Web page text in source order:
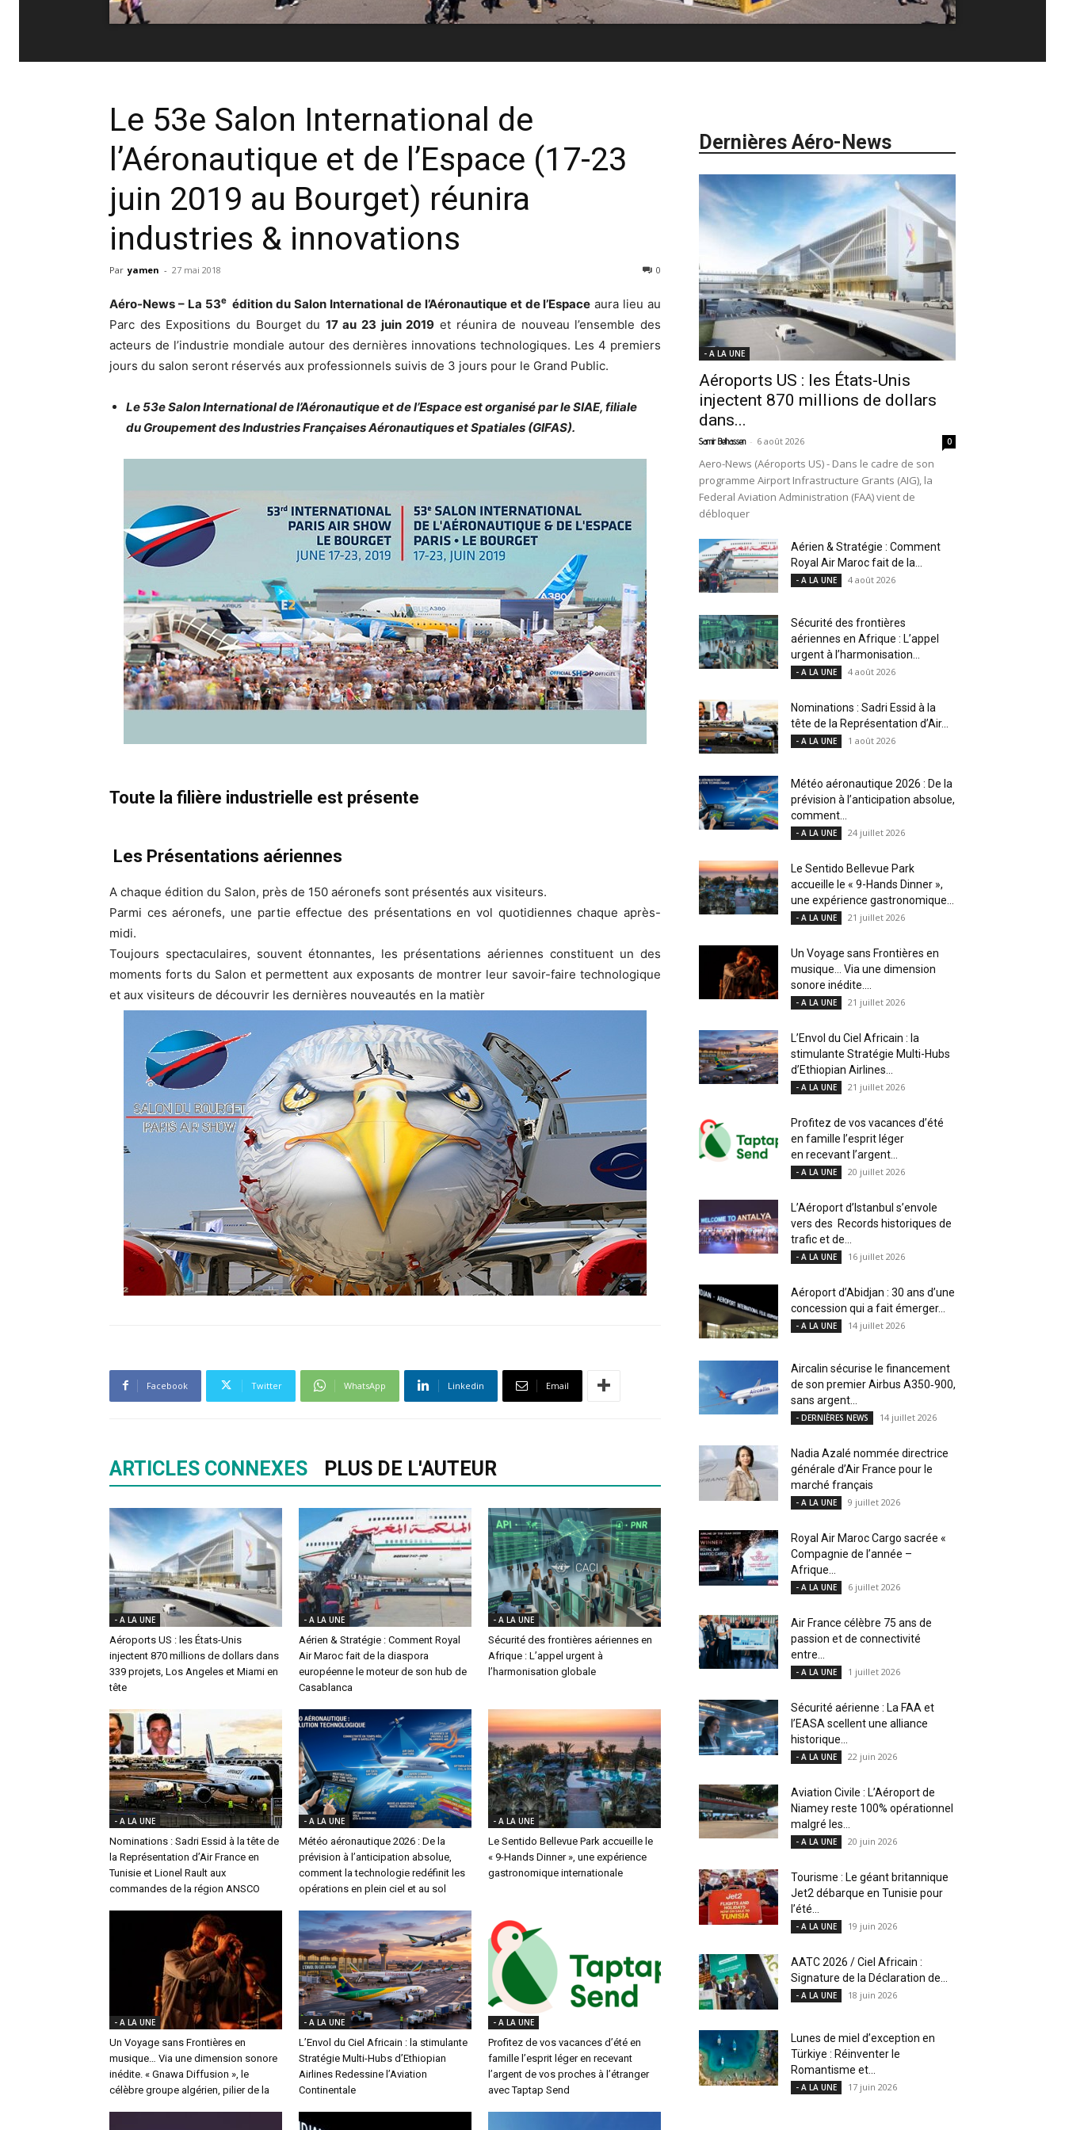
Le 53e Salon International de
l’Aéronautique et de l’Espace (17-23
juin 2019 au Bourget) réunira
industries & innovations
Par yamen - 27 mai 2018 0
Aéro-News – La 53eédition du Salon International de l’Aéronautique et de l’Espace aura lieu au
Parc des Expositions du Bourget du 17 au 23 juin 2019 et réunira de nouveau l’ensemble des
acteurs de l’industrie mondiale autour des dernières innovations technologiques. Les 4 premiers
jours du salon seront réservés aux professionnels suivis de 3 jours pour le Grand Public.
Le 53e Salon International de l’Aéronautique et de l’Espace est organisé par le SIAE, filiale
du Groupement des Industries Françaises Aéronautiques et Spatiales (GIFAS).
Toute la filière industrielle est présente
Les Présentations aériennes
A chaque édition du Salon, près de 150 aéronefs sont présentés aux visiteurs.
Parmi ces aéronefs, une partie effectue des présentations en vol quotidiennes chaque après-
midi.
Toujours spectaculaires, souvent étonnantes, les présentations aériennes constituent un des
moments forts du Salon et permettent aux exposants de montrer leur savoir-faire technologique
et aux visiteurs de découvrir les dernières nouveautés en la matièr
Facebook Twitter WhatsApp Linkedin Email
ARTICLES CONNEXES PLUS DE L'AUTEUR
- A LA UNE
Aéroports US : les États-Unis
injectent 870 millions de dollars dans
339 projets, Los Angeles et Miami en
tête
- A LA UNE
Aérien & Stratégie : Comment Royal
Air Maroc fait de la diaspora
européenne le moteur de son hub de
Casablanca
- A LA UNE
Sécurité des frontières aériennes en
Afrique : L’appel urgent à
l’harmonisation globale
- A LA UNE
Nominations : Sadri Essid à la tête de
la Représentation d’Air France en
Tunisie et Lionel Rault aux
commandes de la région ANSCO
- A LA UNE
Météo aéronautique 2026 : De la
prévision à l’anticipation absolue,
comment la technologie redéfinit les
opérations en plein ciel et au sol
- A LA UNE
Le Sentido Bellevue Park accueille le
« 9-Hands Dinner », une expérience
gastronomique internationale
- A LA UNE
Un Voyage sans Frontières en
musique… Via une dimension sonore
inédite. « Gnawa Diffusion », le
célèbre groupe algérien, pilier de la
- A LA UNE
L’Envol du Ciel Africain : la stimulante
Stratégie Multi-Hubs d’Ethiopian
Airlines Redessine l’Aviation
Continentale
- A LA UNE
Profitez de vos vacances d’été en
famille l’esprit léger en recevant
l’argent de vos proches à l’étranger
avec Taptap Send
Dernières Aéro-News
- A LA UNE
Aéroports US : les États-Unis
injectent 870 millions de dollars
dans...
Samir Belhassen - 6 août 2026 0
Aero-News (Aéroports US) - Dans le cadre de son
programme Airport Infrastructure Grants (AIG), la
Federal Aviation Administration (FAA) vient de
débloquer
Aérien & Stratégie : Comment
Royal Air Maroc fait de la...
- A LA UNE 4 août 2026
Sécurité des frontières
aériennes en Afrique : L’appel
urgent à l’harmonisation...
- A LA UNE 4 août 2026
Nominations : Sadri Essid à la
tête de la Représentation d’Air...
- A LA UNE 1 août 2026
Météo aéronautique 2026 : De la
prévision à l’anticipation absolue,
comment...
- A LA UNE 24 juillet 2026
Le Sentido Bellevue Park
accueille le « 9-Hands Dinner »,
une expérience gastronomique...
- A LA UNE 21 juillet 2026
Un Voyage sans Frontières en
musique… Via une dimension
sonore inédite....
- A LA UNE 21 juillet 2026
L’Envol du Ciel Africain : la
stimulante Stratégie Multi-Hubs
d’Ethiopian Airlines...
- A LA UNE 21 juillet 2026
Profitez de vos vacances d’été
en famille l’esprit léger
en recevant l’argent...
- A LA UNE 20 juillet 2026
L’Aéroport d’Istanbul s’envole
vers des Records historiques de
trafic et de...
- A LA UNE 16 juillet 2026
Aéroport d’Abidjan : 30 ans d’une
concession qui a fait émerger...
- A LA UNE 14 juillet 2026
Aircalin sécurise le financement
de son premier Airbus A350‑900,
sans argent...
- DERNIÈRES NEWS 14 juillet 2026
Nadia Azalé nommée directrice
générale d’Air France pour le
marché français
- A LA UNE 9 juillet 2026
Royal Air Maroc Cargo sacrée «
Compagnie de l’année –
Afrique...
- A LA UNE 6 juillet 2026
Air France célèbre 75 ans de
passion et de connectivité
entre...
- A LA UNE 1 juillet 2026
Sécurité aérienne : La FAA et
l’EASA scellent une alliance
historique...
- A LA UNE 22 juin 2026
Aviation Civile : L’Aéroport de
Niamey reste 100% opérationnel
malgré les...
- A LA UNE 20 juin 2026
Tourisme : Le géant britannique
Jet2 débarque en Tunisie pour
l’été...
- A LA UNE 19 juin 2026
AATC 2026 / Ciel Africain :
Signature de la Déclaration de...
- A LA UNE 18 juin 2026
Lunes de miel d’exception en
Türkiye : Réinventer le
Romantisme et...
- A LA UNE 17 juin 2026